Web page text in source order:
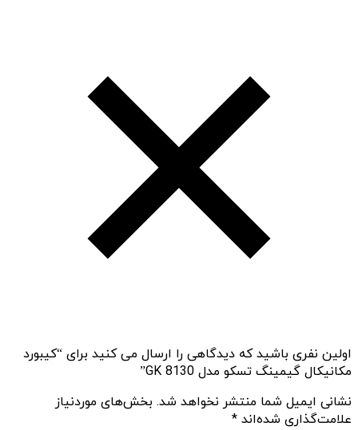
اولین نفری باشید که دیدگاهی را ارسال می کنید برای “کیبورد
مکانیکال گیمینگ تسکو مدل GK 8130”
نشانی ایمیل شما منتشر نخواهد شد. بخش‌های موردنیاز
علامت‌گذاری شده‌اند *